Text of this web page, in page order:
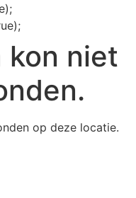
kon niet
op deze locatie.